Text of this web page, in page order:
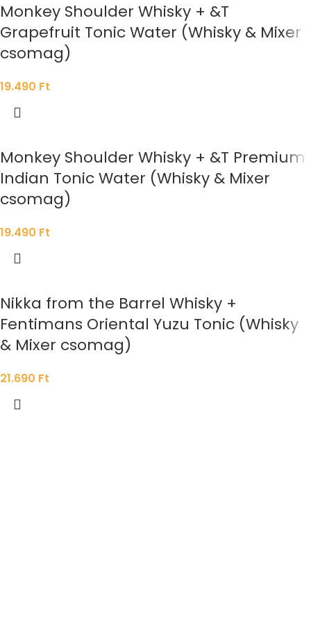
Monkey Shoulder Whisky + &T
Grapefruit Tonic Water (Whisky & Mixer
csomag)
19.490 Ft
Monkey Shoulder Whisky + &T Premium
Indian Tonic Water (Whisky & Mixer
csomag)
19.490 Ft
Nikka from the Barrel Whisky +
Fentimans Oriental Yuzu Tonic (Whisky
& Mixer csomag)
21.690 Ft